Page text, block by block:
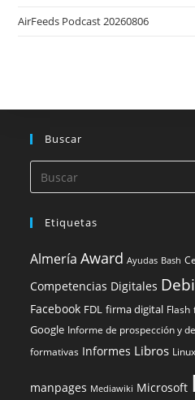
AirFeeds Podcast 20260806
Buscar
Etiquetas
Almería Award Ayudas Bash
Competencias Digitales
Facebook FDL firma digital Flash
Google Informe de prospección y
formativas Informes Libros Linux
manpages Mediawiki Microsoft